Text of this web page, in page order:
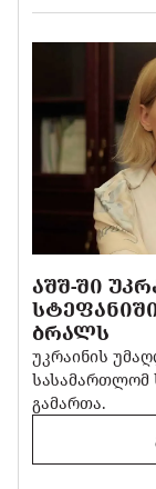
ᲐᲨᲨ-ᲨᲘ
ᲑᲠᲐᲚᲡ
უკრაინის
სასამართლომ
გამართა.